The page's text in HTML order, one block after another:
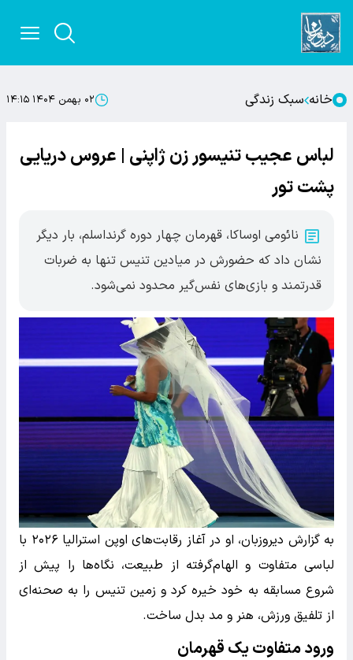
خانه سبک زندگی ۰۲ بهمن ۱۴۰۴ ۱۴:۱۵
لباس عجیب تنیسور زن ژاپنی | عروس دریایی
پشت تور
نائومی اوساکا، قهرمان چهار دوره گرنداسلم، بار دیگر
نشان داد که حضورش در میادین تنیس تنها به ضربات
قدرتمند و بازی‌های نفس‌گیر محدود نمی‌شود.
به گزارش دیروزبان، او در آغاز رقابت‌های اوپن استرالیا ۲۰۲۶ با
لباسی متفاوت و الهام‌گرفته از طبیعت، نگاه‌ها را پیش از
شروع مسابقه به خود خیره کرد و زمین تنیس را به صحنه‌ای
از تلفیق ورزش، هنر و مد بدل ساخت.
ورود متفاوت یک قهرمان